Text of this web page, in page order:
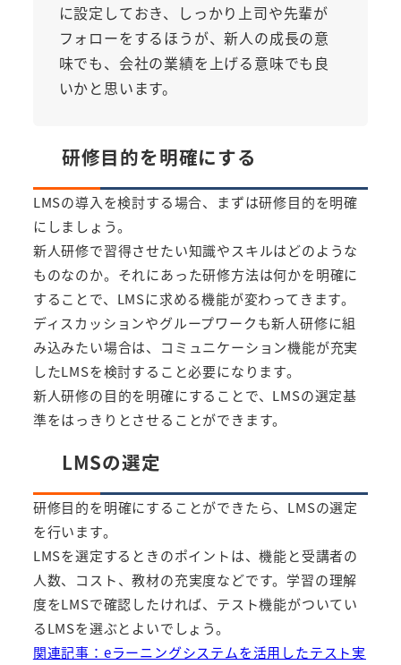
に設定しておき、しっかり上司や先輩が
フォローをするほうが、新人の成長の意
味でも、会社の業績を上げる意味でも良
いかと思います。
研修目的を明確にする
LMSの導入を検討する場合、まずは研修目的を明確
にしましょう。
新人研修で習得させたい知識やスキルはどのような
ものなのか。それにあった研修方法は何かを明確に
することで、LMSに求める機能が変わってきます。
ディスカッションやグループワークも新人研修に組
み込みたい場合は、コミュニケーション機能が充実
したLMSを検討すること必要になります。
新人研修の目的を明確にすることで、LMSの選定基
準をはっきりとさせることができます。
LMSの選定
研修目的を明確にすることができたら、LMSの選定
を行います。
LMSを選定するときのポイントは、機能と受講者の
人数、コスト、教材の充実度などです。学習の理解
度をLMSで確認したければ、テスト機能がついてい
るLMSを選ぶとよいでしょう。
関連記事：eラーニングシステムを活用したテスト実